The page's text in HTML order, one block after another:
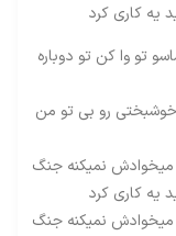
یه کاری کرد
تو وا کن تو دوباره
خوشبختی رو بی تو من
نمیکنه جنگ
یه کاری کرد
نمیکنه جنگ